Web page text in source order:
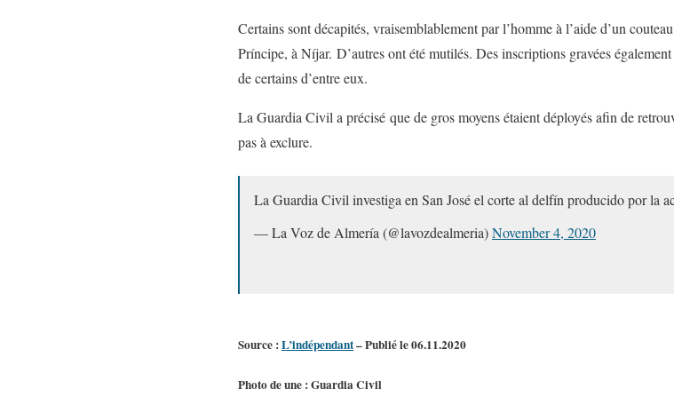
Certains sont décapités, vraisemblablement par l’homme à l’aide d’un
Príncipe, à Níjar. D’autres ont été mutilés. Des inscriptions gravées
de certains d’entre eux.
La Guardia Civil a précisé que de gros moyens étaient déployés afin de
pas à exclure.
La Guardia Civil investiga en San José el corte al delfín producido por la
— La Voz de Almería (@lavozdealmeria)November 4, 2020
Source :L’indépendant– Publié le 06.11.2020
Photo de une : Guardia Civil